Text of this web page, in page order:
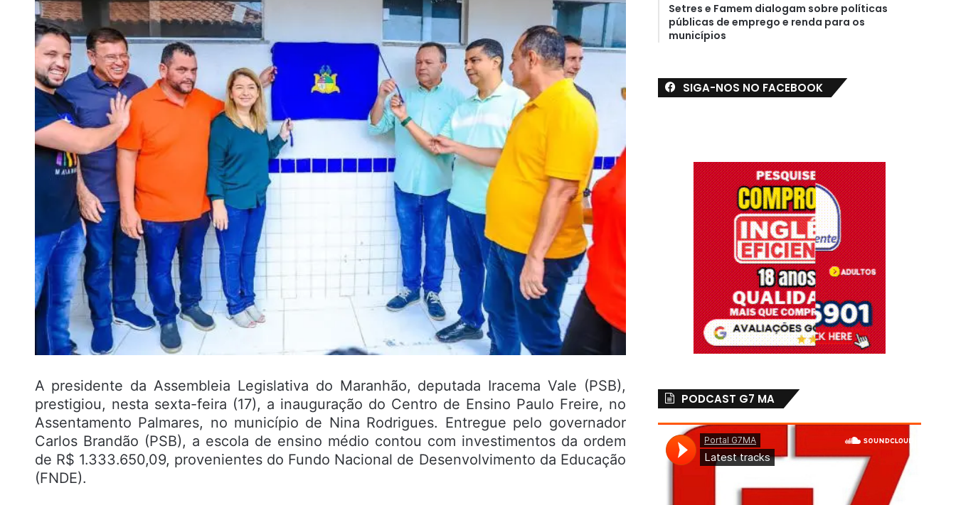
A presidente da Assembleia Legislativa do Maranhão, deputada Iracema Vale (PSB),
prestigiou, nesta sexta-feira (17), a inauguração do Centro de Ensino Paulo Freire, no
Assentamento Palmares, no município de Nina Rodrigues. Entregue pelo governador
Carlos Brandão (PSB), a escola de ensino médio contou com investimentos da ordem
de R$ 1.333.650,09, provenientes do Fundo Nacional de Desenvolvimento da Educação
(FNDE).
Setres e Famem dialogam sobre políticas
públicas de emprego e renda para os
municípios
SIGA-NOS NO FACEBOOK
PODCAST G7 MA